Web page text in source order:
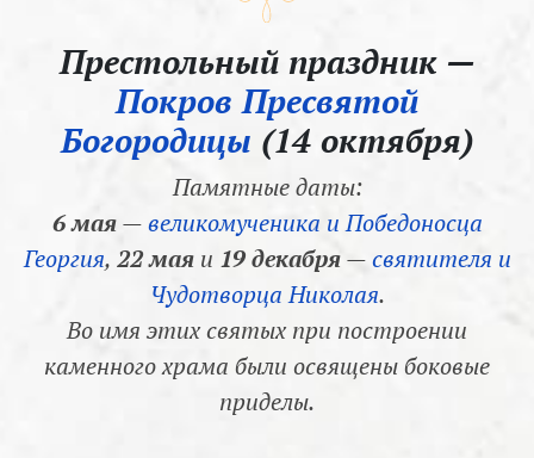
Престольный праздник —
Покров Пресвятой
Богородицы (14 октября)
Памятные даты:
6 мая—великомученика и Победоносца
Георгия, 22 маяи 19 декабря—святителя и
Чудотворца Николая.
Во имя этих святых при построении
каменного храма были освящены боковые
приделы.